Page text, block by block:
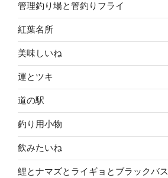
管理釣り場と管釣りフライ
紅葉名所
美味しいね
運とツキ
道の駅
釣り用小物
飲みたいね
鯉とナマズとライギョとブラックバス